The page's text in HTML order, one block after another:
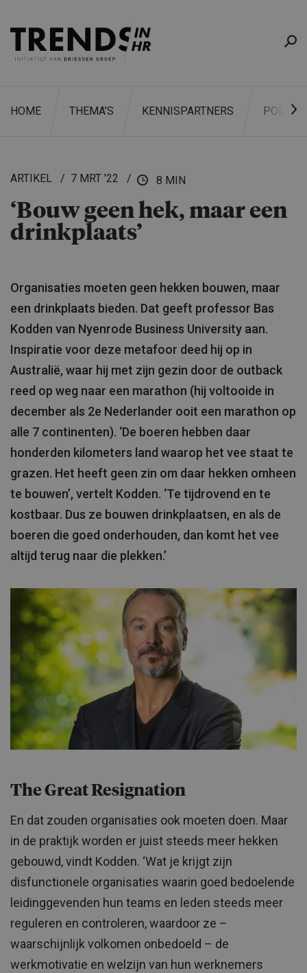
HOME THEMA’S KENNISPARTNERS
ZOEKEN
ARTIKEL 7 MRT '22 8 MIN
‘Bouw geen hek, maar een
drinkplaats’
Organisaties moeten geen hekken bouwen, maar
een drinkplaats bieden. Dat geeft professor Bas
Kodden van Nyenrode Business University aan.
Inspiratie voor deze metafoor deed hij op in
Australië, waar hij met zijn gezin door de outback
reed op weg naar een marathon (hij voltooide in
december als 2e Nederlander ooit een marathon op
alle 7 continenten). ‘De boeren hebben daar
honderden kilometers land waarop het vee staat te
grazen. Het heeft geen zin om daar hekken omheen
te bouwen’, vertelt Kodden. ‘Te tijdrovend en te
kostbaar. Dus ze bouwen drinkplaatsen, en als de
boeren die goed onderhouden, dan komt het vee
altijd terug naar die plekken.’
The Great Resignation
En dat zouden organisaties ook moeten doen. Maar
in de praktijk worden er juist steeds meer hekken
gebouwd, vindt Kodden. ‘Wat je krijgt zijn
disfunctionele organisaties waarin goed bedoelende
leidinggevenden hun teams en leden steeds meer
reguleren en controleren, waardoor ze –
waarschijnlijk volkomen onbedoeld – de
werkmotivatie en welzijn van hun werknemers